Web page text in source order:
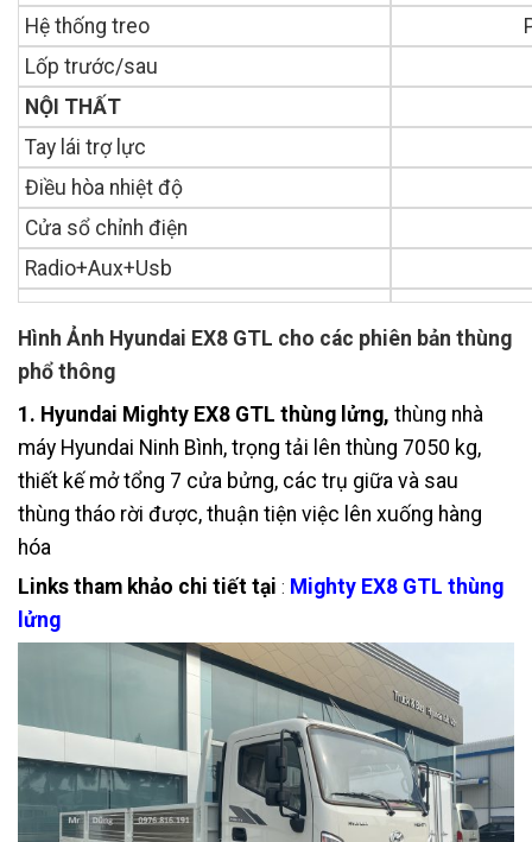
Hệ thống treo
Lốp trước/sau
NỘI THẤT
Tay lái trợ lực
Điều hòa nhiệt độ
Cửa sổ chỉnh điện
Radio+Aux+Usb
Hình Ảnh Hyundai EX8 GTL cho các phiên bản thùng
phổ thông
1. Hyundai Mighty EX8 GTL thùng lửng, thùng nhà
máy Hyundai Ninh Bình, trọng tải lên thùng 7050 kg,
thiết kế mở tổng 7 cửa bửng, các trụ giữa và sau
thùng tháo rời được, thuận tiện việc lên xuống hàng
hóa
Links tham khảo chi tiết tại : Mighty EX8 GTL thùng
lửng